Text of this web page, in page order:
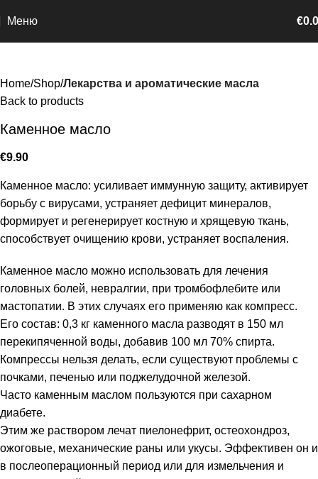
Меню €
Home Shop Лекарства и ароматические масла
Back to products
Каменное масло
€9.90
Каменное масло: усиливает иммунную защиту, активирует
борьбу с вирусами, устраняет дефицит минералов,
формирует и регенерирует костную и хрящевую ткань,
способствует очищению крови, устраняет воспаления.
Каменное масло можно использовать для лечения
головных болей, невралгии, при тромбофлебите или
мастопатии. В этих случаях его применяю как компресс.
Его состав: 0,3 кг каменного масла разводят в 150 мл
перекипяченной воды, добавив 100 мл 70% спирта.
Компрессы нельзя делать, если существуют проблемы с
почками, печенью или поджелудочной железой.
Часто каменным маслом пользуются при сахарном
диабете.
Этим же раствором лечат пиелонефрит, остеохондроз,
ожоговые, механические раны или укусы. Эффективен он и
в послеоперационный период или для измельчения и